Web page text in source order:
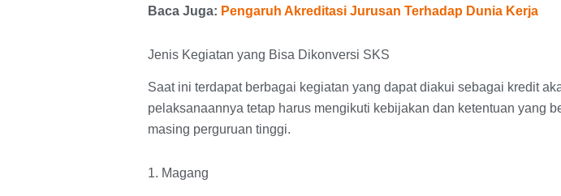
Baca Juga: Pengaruh Akreditasi Jurusan Terhadap Dunia Kerja
Jenis Kegiatan yang Bisa Dikonversi SKS
Saat ini terdapat berbagai kegiatan yang dapat diakui sebagai kredit
pelaksanaannya tetap harus mengikuti kebijakan dan ketentuan yang
masing perguruan tinggi.
1. Magang